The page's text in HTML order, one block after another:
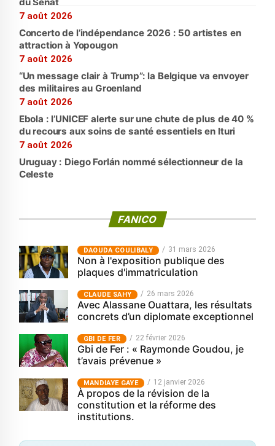
7 août 2026
Concerto de l’indépendance 2026 : 50 artistes en
attraction à Yopougon
7 août 2026
“Un message clair à Trump”: la Belgique va envoyer
des militaires au Groenland
7 août 2026
Ebola : l’UNICEF alerte sur une chute de plus de 40 %
du recours aux soins de santé essentiels en Ituri
7 août 2026
Uruguay : Diego Forlán nommé sélectionneur de la
Celeste
FANICO
‎DAOUDA COULIBALY 31 mars 2026
Non à l'exposition publique des
plaques d'immatriculation
CLAUDE SAHY 26 mars 2026
Avec Alassane Ouattara, les résultats
concrets d’un diplomate exceptionnel
GBI DE FER 22 février 2026
Gbi de Fer : « Raymonde Goudou, je
t’avais prévenue »
MANDIAYE GAYE 12 janvier 2026
À propos de la révision de la
constitution et la réforme des
institutions.